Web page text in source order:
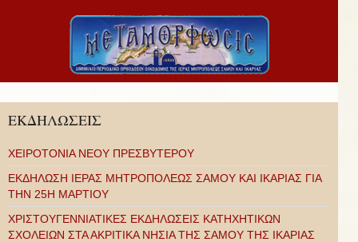
ΕΚΔΗΛΩΣΕΙΣ
ΧΕΙΡΟΤΟΝΙΑ ΝΕΟΥ ΠΡΕΣΒΥΤΕΡΟΥ
ΕΚΔΗΛΩΣΗ ΙΕΡΑΣ ΜΗΤΡΟΠΟΛΕΩΣ ΣΑΜΟΥ ΚΑΙ ΙΚΑΡΙΑΣ ΓΙΑ
ΤΗΝ 25Η ΜΑΡΤΙΟΥ
ΧΡΙΣΤΟΥΓΕΝΝΙΑΤΙΚΕΣ ΕΚΔΗΛΩΣΕΙΣ ΚΑΤΗΧΗΤΙΚΩΝ
ΣΧΟΛΕΙΩΝ ΣΤΑ ΑΚΡΙΤΙΚΑ ΝΗΣΙΑ ΤΗΣ ΣΑΜΟΥ ΤΗΣ ΙΚΑΡΙΑΣ